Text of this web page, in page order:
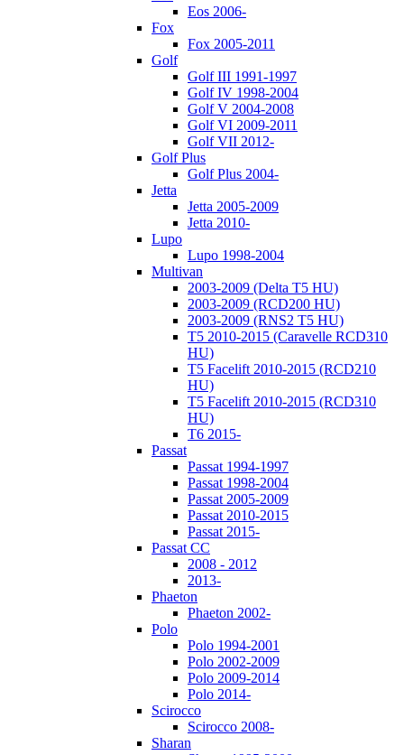
Eos 2006-
Fox
Fox 2005-2011
Golf
Golf III 1991-1997
Golf IV 1998-2004
Golf V 2004-2008
Golf VI 2009-2011
Golf VII 2012-
Golf Plus
Golf Plus 2004-
Jetta
Jetta 2005-2009
Jetta 2010-
Lupo
Lupo 1998-2004
Multivan
2003-2009 (Delta T5 HU)
2003-2009 (RCD200 HU)
2003-2009 (RNS2 T5 HU)
T5 2010-2015 (Caravelle RCD310
HU)
T5 Facelift 2010-2015 (RCD210
HU)
T5 Facelift 2010-2015 (RCD310
HU)
T6 2015-
Passat
Passat 1994-1997
Passat 1998-2004
Passat 2005-2009
Passat 2010-2015
Passat 2015-
Passat CC
2008 - 2012
2013-
Phaeton
Phaeton 2002-
Polo
Polo 1994-2001
Polo 2002-2009
Polo 2009-2014
Polo 2014-
Scirocco
Scirocco 2008-
Sharan